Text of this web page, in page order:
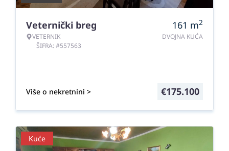
Veternički breg
VETERNIK
ŠIFRA: #557563
161 m2
DVOJNA KUĆA
Više o nekretnini > €175.100
Kuće